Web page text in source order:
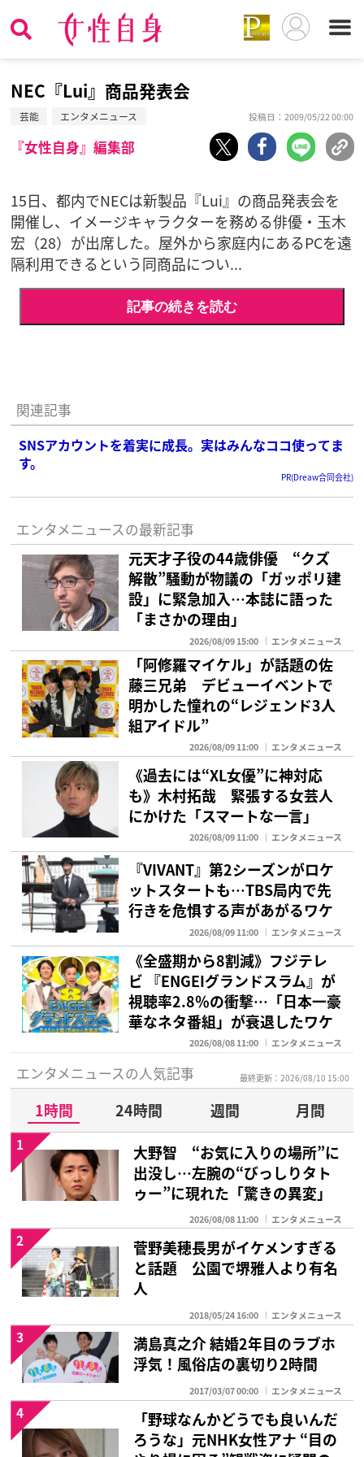
NEC『Lui』商品発表会
芸能 エンタメニュース 投稿日：2009/05/22 00:00
『女性自身』編集部
15日、都内でNECは新製品『Lui』の商品発表会を
開催し、イメージキャラクターを務める俳優・玉木
宏（28）が出席した。屋外から家庭内にあるPCを遠
隔利用できるという同商品につい...
記事の続きを読む
関連記事
SNSアカウントを着実に成長。実はみんなココ使ってま
す。
PR(Dreaw合同会社)
エンタメニュースの最新記事
元天才子役の44歳俳優 “クズ
解散”騒動が物議の「ガッポリ建
設」に緊急加入…本誌に語った
「まさかの理由」
2026/08/09 15:00 エンタメニュース
「阿修羅マイケル」が話題の佐
藤三兄弟 デビューイベントで
明かした憧れの“レジェンド3人
組アイドル”
2026/08/09 11:00 エンタメニュース
《過去には“XL女優”に神対応
も》木村拓哉 緊張する女芸人
にかけた「スマートな一言」
2026/08/09 11:00 エンタメニュース
『VIVANT』第2シーズンがロケ
ットスタートも…TBS局内で先
行きを危惧する声があがるワケ
2026/08/09 11:00 エンタメニュース
《全盛期から8割減》フジテレ
ビ 『ENGEIグランドスラム』が
視聴率2.8％の衝撃…「日本一豪
華なネタ番組」が衰退したワケ
2026/08/08 11:00 エンタメニュース
エンタメニュースの人気記事 最終更新：2026/08/10 15:00
1時間 24時間 週間
月間
大野智 “お気に入りの場所”に
出没し…左腕の“びっしりタト
ゥー”に現れた「驚きの異変」
2026/08/08 11:00 エンタメニュース
1
菅野美穂長男がイケメンすぎる
と話題 公園で堺雅人より有名
人
2018/05/24 16:00 エンタメニュース
2
満島真之介 結婚2年目のラブホ
浮気！風俗店の裏切り2時間
2017/03/07 00:00 エンタメニュース
3
「野球なんかどうでも良いんだ
ろうな」元NHK女性アナ “目の
4